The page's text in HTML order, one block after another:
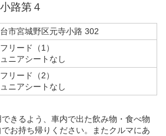
路第４
市宮城野区元寺小路 302
リード（1）
ニアシートなし
リード（2）
ニアシートなし
きるよう、車内で出た飲み物・食べ物
お持ち帰りください。またクルマにあ